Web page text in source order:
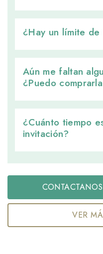
¿Hay un límite de
Aún me faltan
¿Puedo
¿Cuánto tiempo
invitación?
VER